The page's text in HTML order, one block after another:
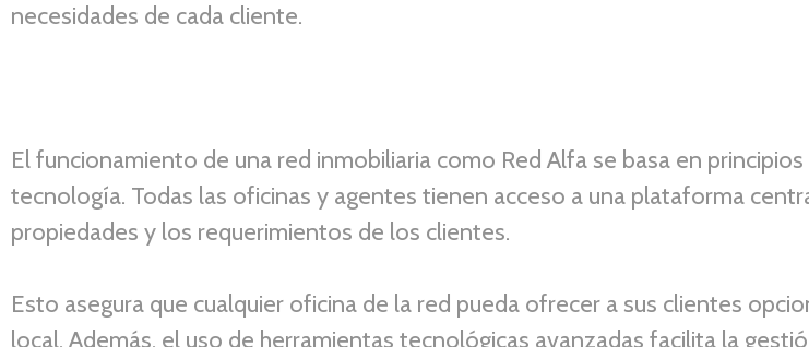
necesidades de cada cliente.
El funcionamiento de una red inmobiliaria como Red Alfa se basa en
tecnología. Todas las oficinas y agentes tienen acceso a una plataforma
propiedades y los requerimientos de los clientes.
Esto asegura que cualquier oficina de la red pueda ofrecer a sus clientes
local. Además, el uso de herramientas tecnológicas avanzadas facilita la